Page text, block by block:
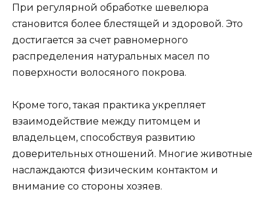
При регулярной обработке шевелюра
становится более блестящей и здоровой. Это
достигается за счет равномерного
распределения натуральных масел по
поверхности волосяного покрова.
Кроме того, такая практика укрепляет
взаимодействие между питомцем и
владельцем, способствуя развитию
доверительных отношений. Многие животные
наслаждаются физическим контактом и
внимание со стороны хозяев.